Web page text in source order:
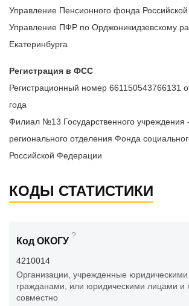
Управление Пенсионного фонда
Управление ПФР по Орджоникидзевскому
Екатеринбурга
Регистрация в ФСС
Регистрационный номер 661150543766131
года
Филиал №13 Государственного учреждения
регионального отделения Фонда
Российской Федерации
КОДЫ СТАТИСТИКИ
Код ОКОГУ
?
4210014
Организации, учрежденные
гражданами, или юридическими лицами и
совместно